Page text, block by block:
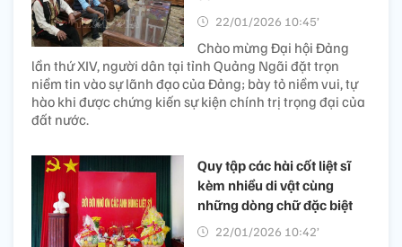
22/01/2026 10:45’
Chào mừng Đại hội Đảng
lần thứ XIV, người dân tại tỉnh Quảng Ngãi đặt trọn
niềm tin vào sự lãnh đạo của Đảng; bày tỏ niềm vui, tự
hào khi được chứng kiến sự kiện chính trị trọng đại của
đất nước.
Quy tập các hài cốt liệt sĩ
kèm nhiều di vật cùng
những dòng chữ đặc biệt ​
22/01/2026 10:42’